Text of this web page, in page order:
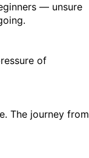
— unsure
of
The journey from